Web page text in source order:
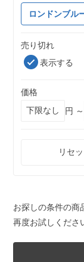
ロンドンブル
売り切れ
表示する
価格
円 ～
リセ
お探しの条件の商
再度お試しくださ